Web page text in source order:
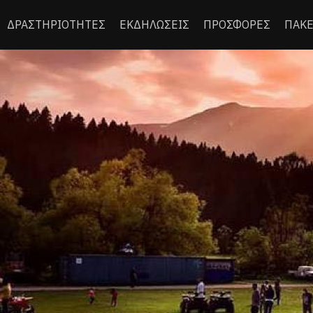
ΔΡΑΣΤΗΡΙΟΤΗΤΕΣ ΕΚΔΗΛΩΣΕΙΣ ΠΡΟΣΦΟΡΕΣ